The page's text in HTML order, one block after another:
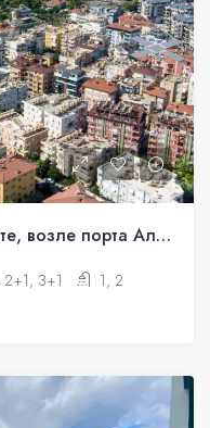
Апартаменты в красивом месте, возле порта Аланьи.
2+1, 3+1
1, 2